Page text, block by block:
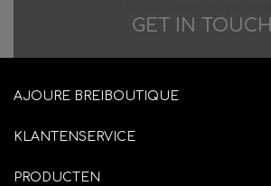
GET IN TOUCH
AJOURE BREIBOUTIQUE
KLANTENSERVICE
PRODUCTEN